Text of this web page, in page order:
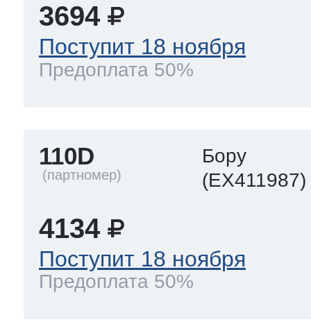
3694
Поступит 18 ноября
Предоплата 50%
110D
Бору
(EX411987)
4134
Поступит 18 ноября
Предоплата 50%